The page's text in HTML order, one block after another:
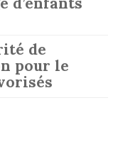
de
pour le